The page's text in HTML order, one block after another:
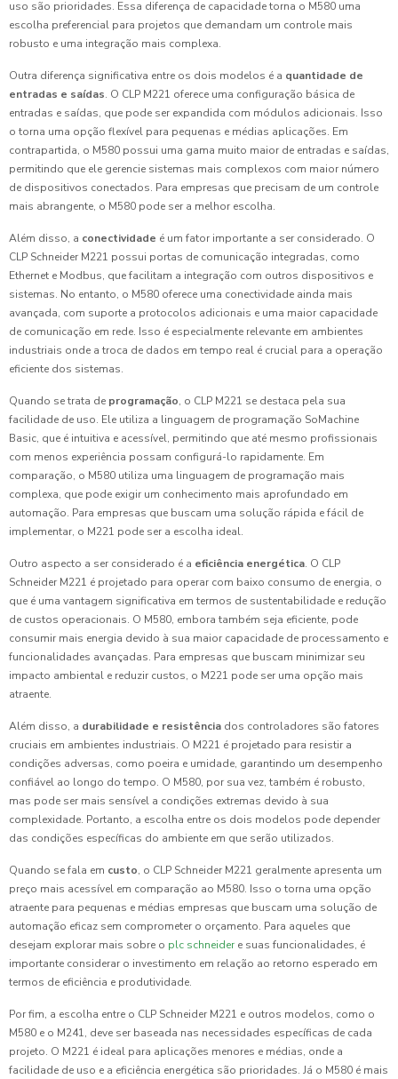
uso são prioridades. Essa diferença de capacidade torna o M580 uma
escolha preferencial para projetos que demandam um controle mais
robusto e uma integração mais complexa.
Outra diferença significativa entre os dois modelos é a quantidade de
entradas e saídas. O CLP M221 oferece uma configuração básica de
entradas e saídas, que pode ser expandida com módulos adicionais. Isso
o torna uma opção flexível para pequenas e médias aplicações. Em
contrapartida, o M580 possui uma gama muito maior de entradas e saídas,
permitindo que ele gerencie sistemas mais complexos com maior número
de dispositivos conectados. Para empresas que precisam de um controle
mais abrangente, o M580 pode ser a melhor escolha.
Além disso, a conectividade é um fator importante a ser considerado. O
CLP Schneider M221 possui portas de comunicação integradas, como
Ethernet e Modbus, que facilitam a integração com outros dispositivos e
sistemas. No entanto, o M580 oferece uma conectividade ainda mais
avançada, com suporte a protocolos adicionais e uma maior capacidade
de comunicação em rede. Isso é especialmente relevante em ambientes
industriais onde a troca de dados em tempo real é crucial para a operação
eficiente dos sistemas.
Quando se trata de programação, o CLP M221 se destaca pela sua
facilidade de uso. Ele utiliza a linguagem de programação SoMachine
Basic, que é intuitiva e acessível, permitindo que até mesmo profissionais
com menos experiência possam configurá-lo rapidamente. Em
comparação, o M580 utiliza uma linguagem de programação mais
complexa, que pode exigir um conhecimento mais aprofundado em
automação. Para empresas que buscam uma solução rápida e fácil de
implementar, o M221 pode ser a escolha ideal.
Outro aspecto a ser considerado é a eficiência energética. O CLP
Schneider M221 é projetado para operar com baixo consumo de energia, o
que é uma vantagem significativa em termos de sustentabilidade e redução
de custos operacionais. O M580, embora também seja eficiente, pode
consumir mais energia devido à sua maior capacidade de processamento e
funcionalidades avançadas. Para empresas que buscam minimizar seu
impacto ambiental e reduzir custos, o M221 pode ser uma opção mais
atraente.
Além disso, a durabilidade e resistência dos controladores são fatores
cruciais em ambientes industriais. O M221 é projetado para resistir a
condições adversas, como poeira e umidade, garantindo um desempenho
confiável ao longo do tempo. O M580, por sua vez, também é robusto,
mas pode ser mais sensível a condições extremas devido à sua
complexidade. Portanto, a escolha entre os dois modelos pode depender
das condições específicas do ambiente em que serão utilizados.
Quando se fala em custo, o CLP Schneider M221 geralmente apresenta um
preço mais acessível em comparação ao M580. Isso o torna uma opção
atraente para pequenas e médias empresas que buscam uma solução de
automação eficaz sem comprometer o orçamento. Para aqueles que
desejam explorar mais sobre o plc schneider e suas funcionalidades, é
importante considerar o investimento em relação ao retorno esperado em
termos de eficiência e produtividade.
Por fim, a escolha entre o CLP Schneider M221 e outros modelos, como o
M580 e o M241, deve ser baseada nas necessidades específicas de cada
projeto. O M221 é ideal para aplicações menores e médias, onde a
facilidade de uso e a eficiência energética são prioridades. Já o M580 é mais